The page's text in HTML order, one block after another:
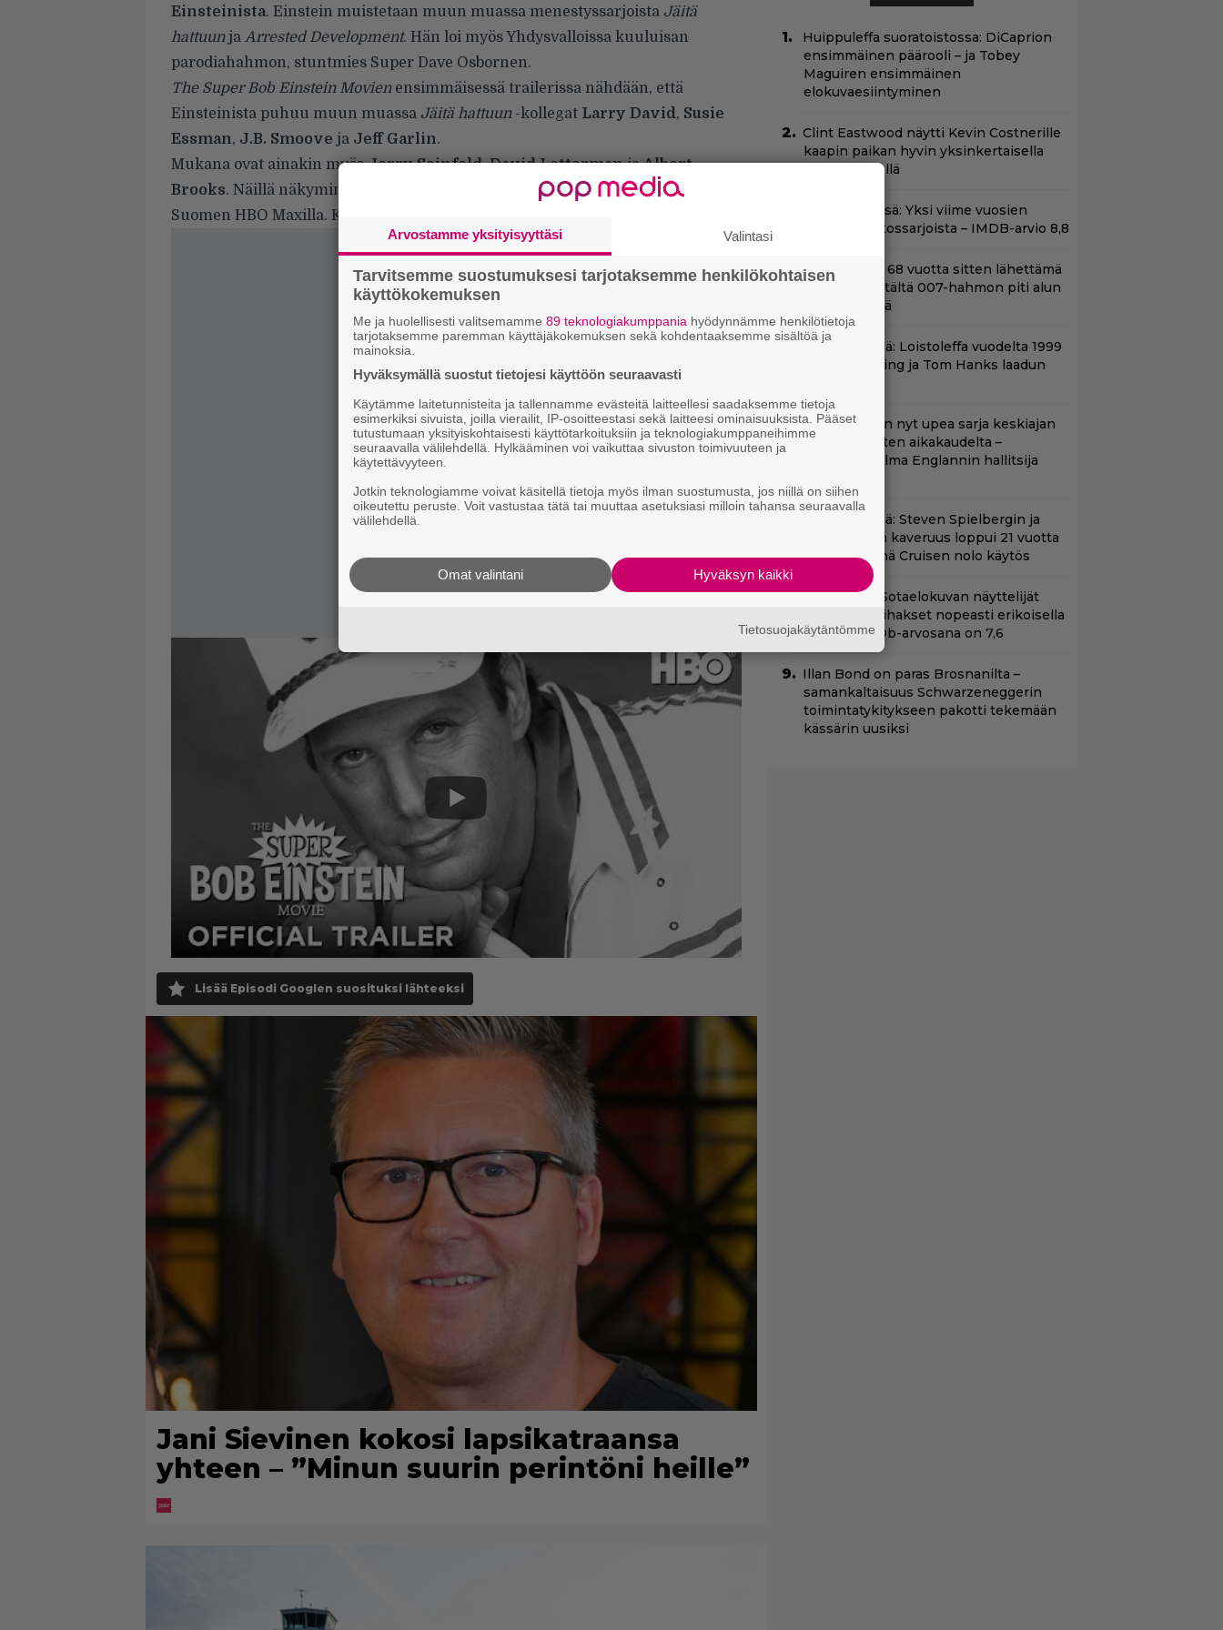
Einsteinista. Einstein muistetaan muun muassa menestyssarjoista Jäitä
hattuunja Arrested Development. Hän loi myös Yhdysvalloissa kuuluisan
parodiahahmon, stuntmies Super Dave Osbornen.
The Super Bob Einstein Movienensimmäisessä trailerissa nähdään, että
Einsteinista puhuu muun muassa Jäitä hattuun-kollegat Larry David, Susie
Essman, J.B. Smoove ja Jeff Garlin.
Mukana ovat ainakin myösJerry Seinfeld,David LettermanjaAlbert
Brooks. Näillä näkymin dokumenttia ei valitettavasti nähdä kuitenkaan
Suomen HBO Maxilla. Katso traileri alta.
Lisää Episodi Googlen suosituksi lähteeksi
Jani Sievinen kokosi lapsikatraansa
yhteen – ”Minun suurin perintöni heille”
Huippuleffa suoratoistossa: DiCaprion
ensimmäinen päärooli – ja Tobey
Maguiren ensimmäinen
elokuvaesiintyminen
Clint Eastwood näytti Kevin Costnerille
kaapin paikan hyvin yksinkertaisella
toimenpiteellä
Nyt Netflixissä: Yksi viime vuosien
parhaista rikossarjoista – IMDB-arvio 8,8
Bond-luojan 68 vuotta sitten lähettämä
kirje löytyi – tältä 007-hahmon piti alun
perin näyttää
Tänään tv:ssä: Loistoleffa vuodelta 1999
– Stephen King ja Tom Hanks laadun
Netflixissä on nyt upea sarja keskiajan
kuninkaallisten aikakaudelta –
keskiössä julma Englannin hallitsija
Tänään tv:ssä: Steven Spielbergin ja
Tom Cruisen kaveruus loppui 21 vuotta
sitten – Syynä Cruisen nolo käytös
Yöllä tv:ssä: Sotaelokuvan näyttelijät
kasvattivat lihakset nopeasti erikoisella
kikalla – IMDb-arvosana on 7,6
Illan Bond on paras Brosnanilta –
samankaltaisuus Schwarzeneggerin
toimintatykitykseen pakotti tekemään
kässärin uusiksi
Arvostamme yksityisyyttäsi Valintasi
Tarvitsemme suostumuksesi tarjotaksemme henkilökohtaisen
käyttökokemuksen
Me ja huolellisesti valitsemamme 89 teknologiakumppania hyödynnämme henkilötietoja
tarjotaksemme paremman käyttäjäkokemuksen sekä kohdentaaksemme sisältöä ja
mainoksia.
Hyväksymällä suostut tietojesi käyttöön seuraavasti
Käytämme laitetunnisteita ja tallennamme evästeitä laitteellesi saadaksemme tietoja
esimerkiksi sivuista, joilla vierailit, IP-osoitteestasi sekä laitteesi ominaisuuksista. Pääset
tutustumaan yksityiskohtaisesti käyttötarkoituksiin ja teknologiakumppaneihimme
seuraavalla välilehdellä. Hylkääminen voi vaikuttaa sivuston toimivuuteen ja
käytettävyyteen.
Jotkin teknologiamme voivat käsitellä tietoja myös ilman suostumusta, jos niillä on siihen
oikeutettu peruste. Voit vastustaa tätä tai muuttaa asetuksiasi milloin tahansa seuraavalla
välilehdellä.
Hyväksyn kaikki
Omat valintani
Tietosuojakäytäntömme